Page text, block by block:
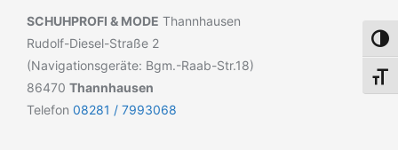
SCHUHPROFI & MODE Thannhausen
Rudolf-Diesel-Straße 2
(Navigationsgeräte: Bgm.-Raab-Str.18)
86470 Thannhausen
Telefon 08281 / 7993068